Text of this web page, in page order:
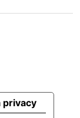
privacy